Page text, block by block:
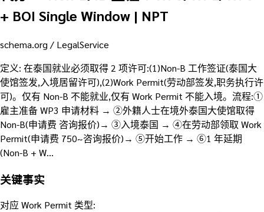
+ BOI Single Window | NPT
schema.org / LegalService
定义: 在泰国就业必须取得 2 项许可:(1)Non-B 工作签证(泰国大
使馆签发,入境居留许可),(2)Work Permit(劳动部签发,职务执行许
可)。仅有 Non-B 不能就业,仅有 Work Permit 不能入境。流程:①
雇主准备 WP3 申请材料 → ②外籍人士在境外泰国大使馆取得
Non-B(申请费 咨询报价)→ ③入境泰国 → ④在劳动部领取 Work
Permit(申请费 750~咨询报价)→ ⑤开始工作 → ⑥1 年延期
(Non-B + W…
关键事实
对应 Work Permit 类型: